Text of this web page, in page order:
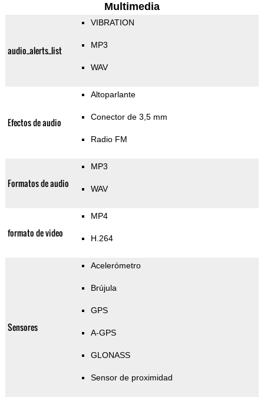
Multimedia
audio_alerts_list
VIBRATION
MP3
WAV
Efectos de audio
Altoparlante
Conector de 3,5 mm
Radio FM
Formatos de audio
MP3
WAV
formato de video
MP4
H.264
Sensores
Acelerómetro
Brújula
GPS
A-GPS
GLONASS
Sensor de proximidad